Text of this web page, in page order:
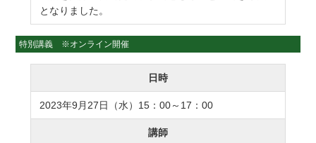
となりました。
特別講義 ※オンライン開催
日時
2023年9月27日（水）15：00～17：00
講師